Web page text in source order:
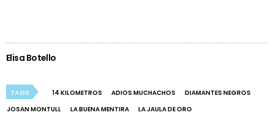
Elisa Botello
TAGS 14 KILOMETROS ADIOS MUCHACHOS
DIAMANTES NEGROS
JOSAN MONTULL
LA BUENA MENTIRA
LA JAULA DE ORO